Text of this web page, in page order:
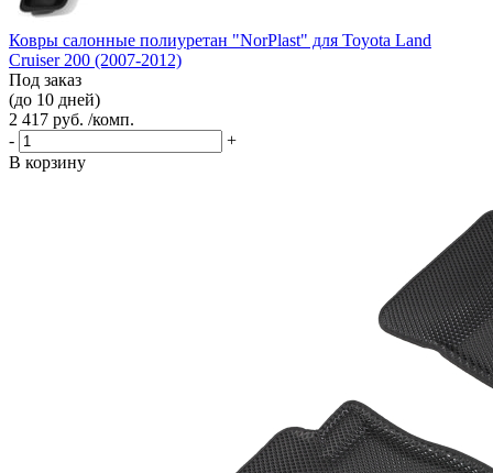
Ковры салонные полиуретан "NorPlast" для Toyota Land
Cruiser 200 (2007-2012)
Под заказ
(до 10 дней)
2 417 руб. /комп.
-
+
В корзину